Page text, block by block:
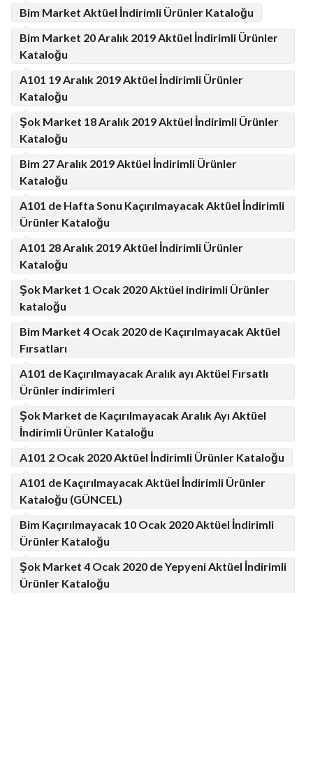
Bim Market Aktüel İndirimli Ürünler Kataloğu
Bim Market 20 Aralık 2019 Aktüel İndirimli Ürünler
Kataloğu
A101 19 Aralık 2019 Aktüel İndirimli Ürünler
Kataloğu
Şok Market 18 Aralık 2019 Aktüel İndirimli Ürünler
Kataloğu
Bim 27 Aralık 2019 Aktüel İndirimli Ürünler
Kataloğu
A101 de Hafta Sonu Kaçırılmayacak Aktüel İndirimli
Ürünler Kataloğu
A101 28 Aralık 2019 Aktüel İndirimli Ürünler
Kataloğu
Şok Market 1 Ocak 2020 Aktüel indirimli Ürünler
kataloğu
Bim Market 4 Ocak 2020 de Kaçırılmayacak Aktüel
Fırsatları
A101 de Kaçırılmayacak Aralık ayı Aktüel Fırsatlı
Ürünler indirimleri
Şok Market de Kaçırılmayacak Aralık Ayı Aktüel
İndirimli Ürünler Kataloğu
A101 2 Ocak 2020 Aktüel İndirimli Ürünler Kataloğu
A101 de Kaçırılmayacak Aktüel İndirimli Ürünler
Kataloğu (GÜNCEL)
Bim Kaçırılmayacak 10 Ocak 2020 Aktüel İndirimli
Ürünler Kataloğu
Şok Market 4 Ocak 2020 de Yepyeni Aktüel İndirimli
Ürünler Kataloğu